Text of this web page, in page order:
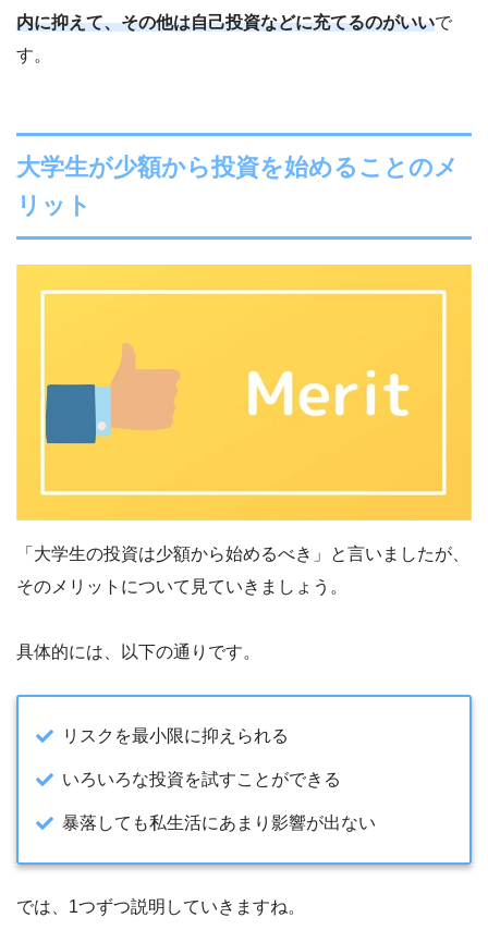
内に抑えて、その他は自己投資などに充てるのがいいで
す。
大学生が少額から投資を始めることのメ
リット
「大学生の投資は少額から始めるべき」と言いましたが、
そのメリットについて見ていきましょう。
具体的には、以下の通りです。
リスクを最小限に抑えられる
いろいろな投資を試すことができる
暴落しても私生活にあまり影響が出ない
では、1つずつ説明していきますね。